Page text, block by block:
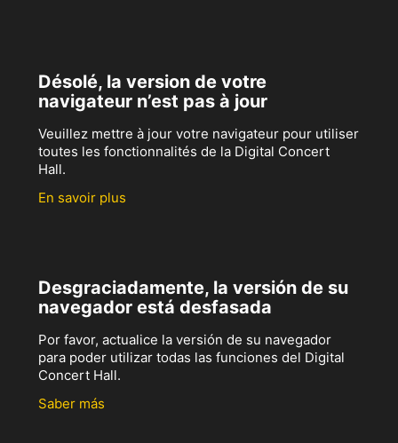
Désolé, la version de votre
navigateur n’est pas à jour
Veuillez mettre à jour votre navigateur pour utiliser
toutes les fonctionnalités de la Digital Concert
Hall.
En savoir plus
Desgraciadamente, la versión de su
navegador está desfasada
Por favor, actualice la versión de su navegador
para poder utilizar todas las funciones del Digital
Concert Hall.
Saber más